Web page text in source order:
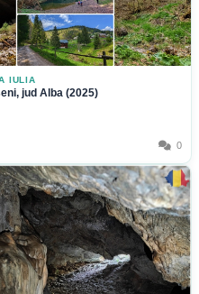
IULIA
jud Alba (2025)
0